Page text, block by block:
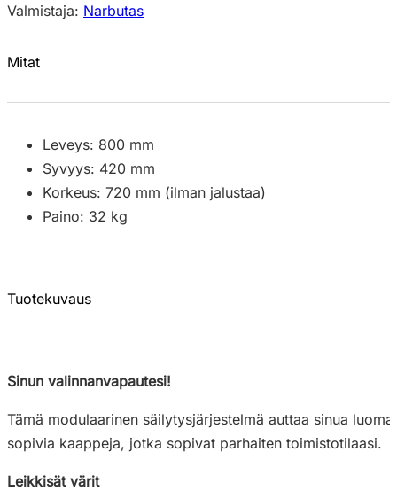
Valmistaja: Narbutas
Mitat
Leveys: 800 mm
Syvyys: 420 mm
Korkeus: 720 mm (ilman jalustaa)
Paino: 32 kg
Tuotekuvaus
Sinun valinnanvapautesi!
Tämä modulaarinen säilytysjärjestelmä auttaa sinua
sopivia kaappeja, jotka sopivat parhaiten toimistotilaasi.
Leikkisät värit